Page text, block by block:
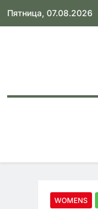
Skip
Пятница, 07.08.2026
WOMENS